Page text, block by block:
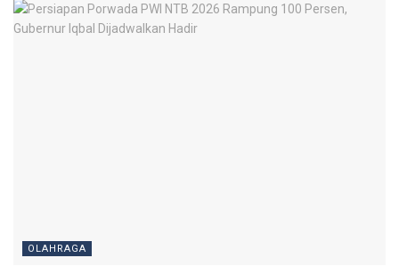
OLAHRAGA